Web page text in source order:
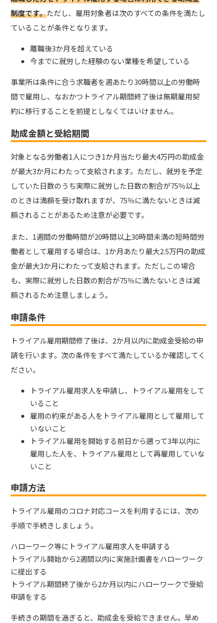
制度です。ただし、雇用対象者は次のすべての条件を満たし
ていることが条件となります。
離職後3か月を超えている
今までに就労した経験のない業種を希望している
事業所は条件に合う求職者を週あたり30時間以上の労働時
間で雇用し、なおかつトライアル期間終了後は無期雇用契
約に移行することを前提としなくてはいけません。
助成金額と受給期間
対象となる労働者1人につき1か月当たり最大4万円の助成金
が最大3か月にわたって支給されます。ただし、就労を予定
していた日数のうち実際に就労した日数の割合が75％以上
のときは満額を受け取れますが、75％に満たないときは減
額されることがあるため注意が必要です。
また、1週間の労働時間が20時間以上30時間未満の短時間労
働者として雇用する場合は、1か月あたり最大2.5万円の助成
金が最大3か月にわたって支給されます。ただしこの場合
も、実際に就労した日数の割合が75％に満たないときは減
額されるため注意しましょう。
申請条件
トライアル雇用期間修了後は、2か月以内に助成金受給の申
請を行います。次の条件をすべて満たしているか確認してく
ださい。
トライアル雇用求人を申請し、トライアル雇用をして
いること
雇用の約束がある人をトライアル雇用として雇用して
いないこと
トライアル雇用を開始する前日から遡って3年以内に
雇用した人を、トライアル雇用として再雇用していな
いこと
申請方法
トライアル雇用のコロナ対応コースを利用するには、次の
手順で手続きしましょう。
ハローワーク等にトライアル雇用求人を申請する
トライアル開始から2週間以内に実施計画書をハローワーク
に提出する
トライアル期間終了後から2か月以内にハローワークで受給
申請をする
手続きの期間を過ぎると、助成金を受給できません。早め